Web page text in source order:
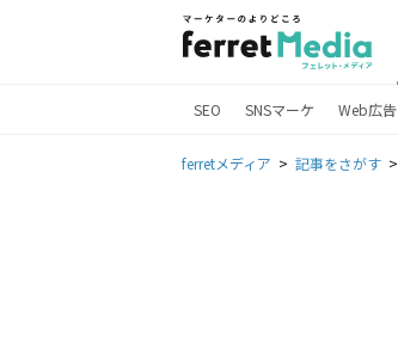
SEO SNSマーケ Web広告
ferretメディア 記事をさがす